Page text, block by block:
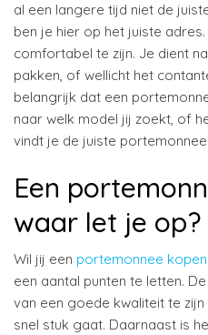
al een langere tijd niet de
ben je hier op het juiste
comfortabel te zijn. Je dient
pakken, of wellicht het
belangrijk dat een
naar welk model jij zoekt, of
vindt je de juiste
Een
waar let je op?
Wil jij een portemonnee kopen
een aantal punten te letten.
van een goede kwaliteit te
snel stuk gaat. Daarnaast is